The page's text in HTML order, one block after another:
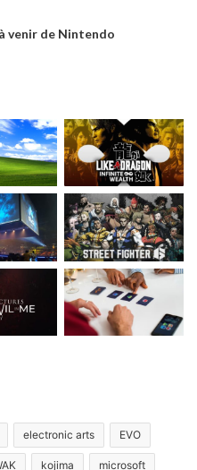
venir de Nintendo
electronic arts EVO
kojima microsoft